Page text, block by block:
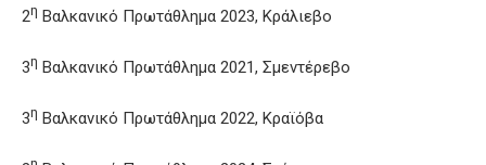
2η Βαλκανικό Πρωτάθλημα 2023, Κράλιεβο
3η Βαλκανικό Πρωτάθλημα 2021, Σμεντέρεβο
3η Βαλκανικό Πρωτάθλημα 2022, Κραϊόβα